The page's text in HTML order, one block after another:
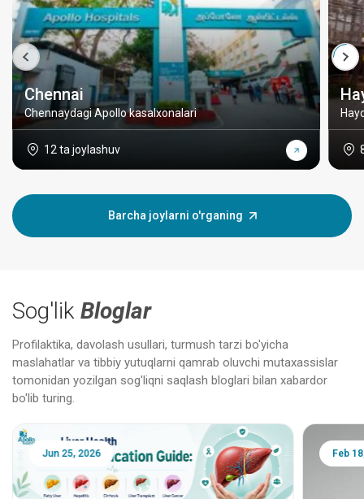
Chennai
Chennaydagi Apollo kasalxonalari
12 ta joylashuv
Barcha joylarni o'rganing
Sog'lik Bloglar
Profilaktika, davolash usullari, turmush tarzi bo'yicha
maslahatlar va tibbiy yutuqlarni qamrab oluvchi mutaxassislar
tomonidan yozilgan sog'liqni saqlash bloglari bilan xabardor
bo'lib turing.
Jun 25, 2026 Feb